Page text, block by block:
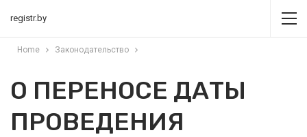
registr.by
Home Законодательство
О ПЕРЕНОСЕ ДАТЫ
ПРОВЕДЕНИЯ